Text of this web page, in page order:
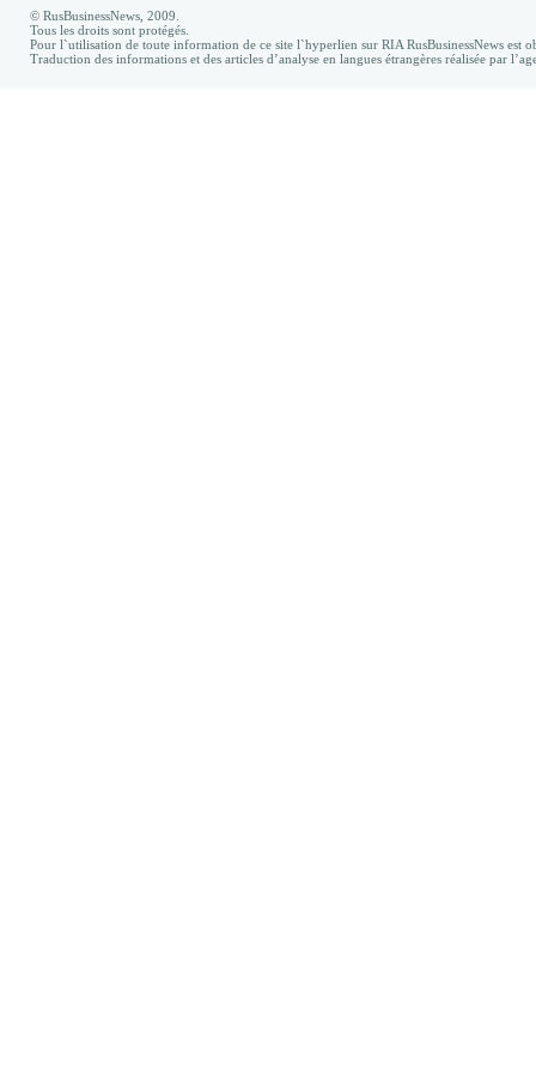
© RusBusinessNews, 2009.
Tous les droits sont protégés.
Pour l`utilisation de toute information de ce site l`hyperlien sur RIA RusBusinessNews est
Traduction des informations et des articles d’analyse en langues étrangères réalisée par